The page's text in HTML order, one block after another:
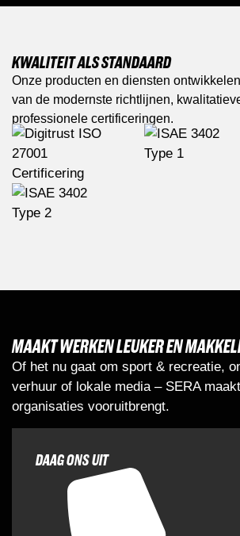
KWALITEIT ALS STANDAARD
Onze producten en diensten
van de modernste richtlijnen,
professionele certificeringen.
MAAKT WERKEN LEUKER EN
Of het nu gaat om sport & recreatie,
verhuur of lokale media – SERA
organisaties vooruitbrengt.
DAAG ONS UIT